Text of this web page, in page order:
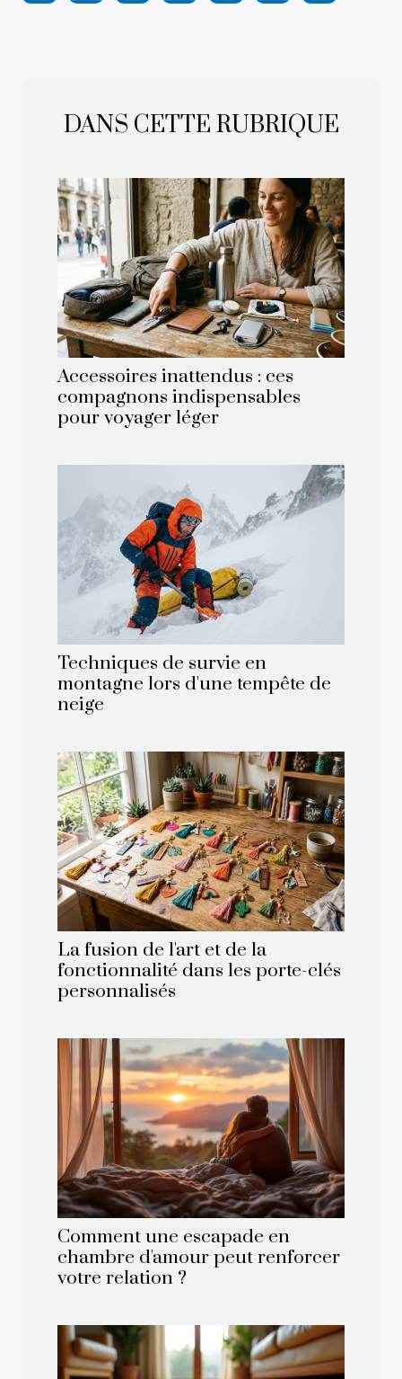
DANS CETTE RUBRIQUE
Accessoires inattendus : ces
compagnons indispensables
pour voyager léger
Techniques de survie en
montagne lors d'une tempête de
neige
La fusion de l'art et de la
fonctionnalité dans les porte-clés
personnalisés
Comment une escapade en
chambre d'amour peut renforcer
votre relation ?